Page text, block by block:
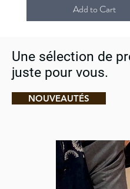
Add to Cart
Une sélection de
juste pour vous.
NOUVEAUTÉS